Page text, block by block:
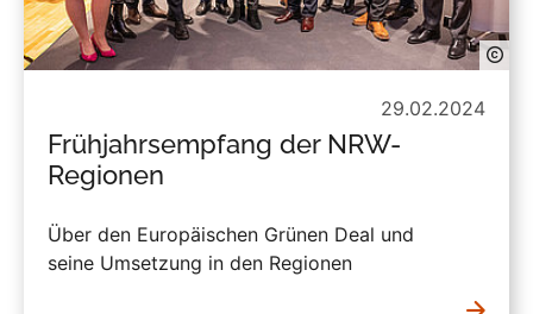
29.02.2024
Frühjahrsempfang der NRW-
Regionen
Über den Europäischen Grünen Deal und
seine Umsetzung in den Regionen